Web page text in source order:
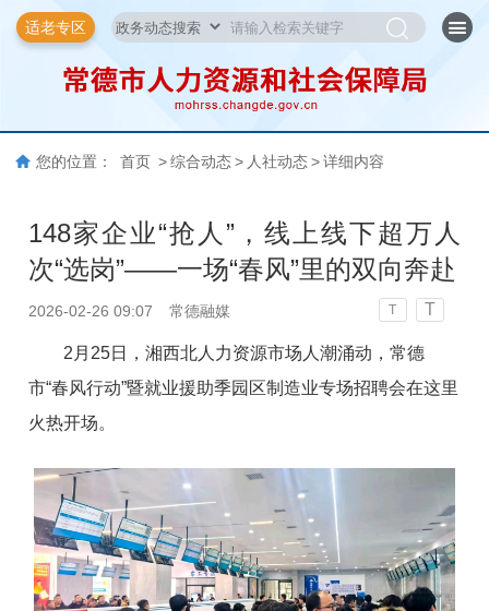
适老专区
您的位置： 首页 > 综合动态 > 人社动态 > 详细内容
148家企业“抢人”，线上线下超万人
次“选岗”——一场“春风”里的双向奔赴
2026-02-26 09:07 ​常德融媒 T T
2月25日，湘西北人力资源市场人潮涌动，常德
市“春风行动”暨就业援助季园区制造业专场招聘会在这里
火热开场。